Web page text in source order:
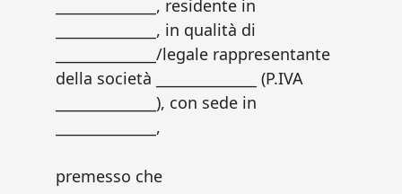
______________, residente in
______________, in qualità di
______________/legale rappresentante
della società ______________ (P.IVA
______________), con sede in
______________,
premesso che